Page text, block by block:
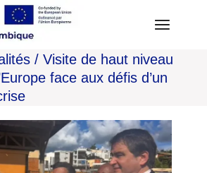
Visite de haut niveau
face aux défis d’un